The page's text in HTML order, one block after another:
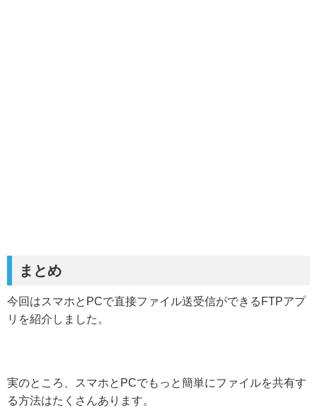
まとめ
今回はスマホとPCで直接ファイル送受信ができるFTPアプ
リを紹介しました。
実のところ、スマホとPCでもっと簡単にファイルを共有す
る方法はたくさんあります。